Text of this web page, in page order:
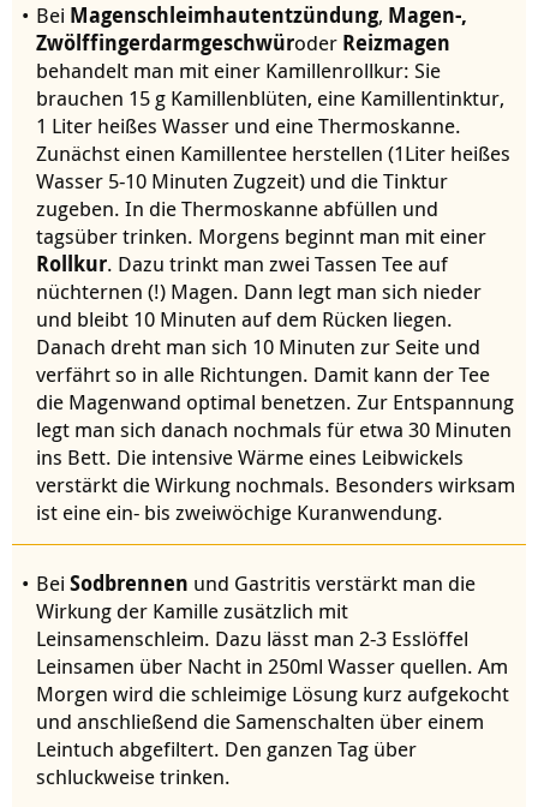
Bei Magenschleimhautentzündung, Magen-,
Zwölffingerdarmgeschwüroder Reizmagen
behandelt man mit einer Kamillenrollkur: Sie
brauchen 15 g Kamillenblüten, eine Kamillentinktur,
1 Liter heißes Wasser und eine Thermoskanne.
Zunächst einen Kamillentee herstellen (1Liter heißes
Wasser 5-10 Minuten Zugzeit) und die Tinktur
zugeben. In die Thermoskanne abfüllen und
tagsüber trinken. Morgens beginnt man mit einer
Rollkur. Dazu trinkt man zwei Tassen Tee auf
nüchternen (!) Magen. Dann legt man sich nieder
und bleibt 10 Minuten auf dem Rücken liegen.
Danach dreht man sich 10 Minuten zur Seite und
verfährt so in alle Richtungen. Damit kann der Tee
die Magenwand optimal benetzen. Zur Entspannung
legt man sich danach nochmals für etwa 30 Minuten
ins Bett. Die intensive Wärme eines Leibwickels
verstärkt die Wirkung nochmals. Besonders wirksam
ist eine ein- bis zweiwöchige Kuranwendung.
Bei Sodbrennen und Gastritis verstärkt man die
Wirkung der Kamille zusätzlich mit
Leinsamenschleim. Dazu lässt man 2-3 Esslöffel
Leinsamen über Nacht in 250ml Wasser quellen. Am
Morgen wird die schleimige Lösung kurz aufgekocht
und anschließend die Samenschalten über einem
Leintuch abgefiltert. Den ganzen Tag über
schluckweise trinken.